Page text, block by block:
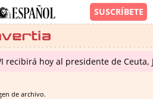
recibirá hoy al presidente de Ceuta,
de archivo.